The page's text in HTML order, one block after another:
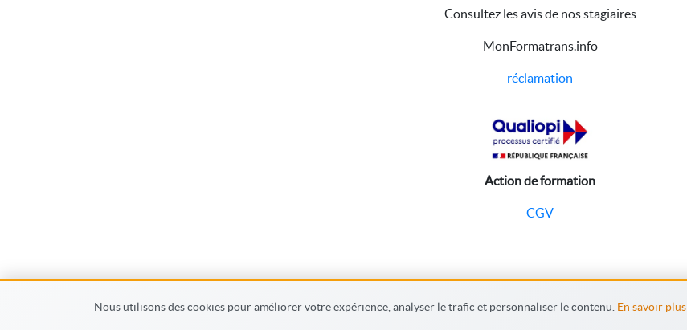
Nous utilisons des cookies pour améliorer votre expérience, analyser le trafic et personnaliser le contenu. En savoir plus
Consultez les avis de nos stagiaires
MonFormatrans.info
réclamation
Action de formation
CGV
© MonFormateur.info 2026 Conditions générales Mention légales Contactez nous